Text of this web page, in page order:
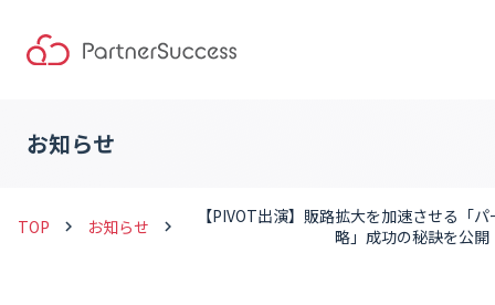
お知らせ
TOP keyboard_arrow_right お知らせ keyboard_arrow_right
【PIVOT出演】販路拡大を加速させる「
略」成功の秘訣を公開